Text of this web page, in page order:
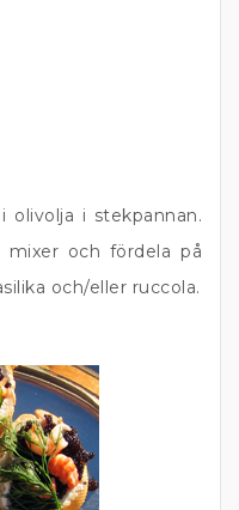
olivolja i stekpannan.
mixer och fördela på
och/eller ruccola.